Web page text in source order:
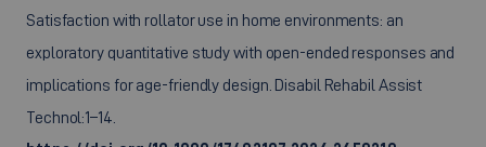
Satisfaction with rollator use in home environments: an
exploratory quantitative study with open-ended responses and
implications for age-friendly design. Disabil Rehabil Assist
Technol:1–14.